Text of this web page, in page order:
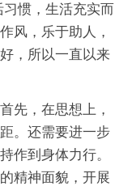
惯，生活充实而
风，乐于助人，
，所以一直以来
先，在思想上，
。还需要进一步
作到身体力行。
精神面貌，开展